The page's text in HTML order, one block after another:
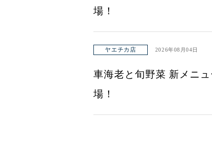
場！
ヤエチカ店 2026年08月04日
車海老と旬野菜 新メニ
場！